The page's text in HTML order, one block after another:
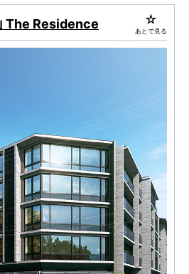
The Residence あとで見る